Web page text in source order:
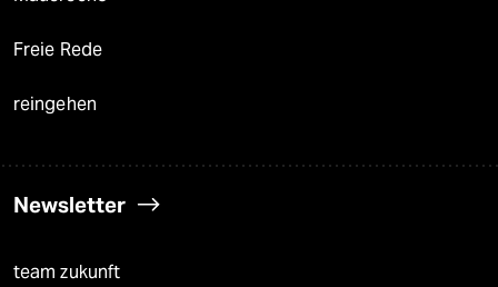
Freie Rede
reingehen
Newsletter
team zukunft